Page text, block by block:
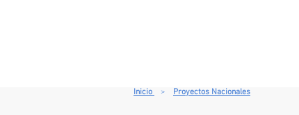
Inicio > Proyectos Nacionales